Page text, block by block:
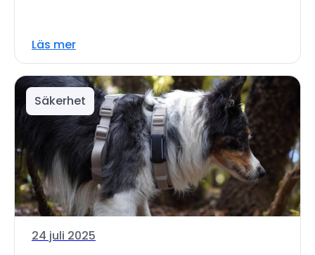
Läs mer
Säkerhet
24 juli 2025